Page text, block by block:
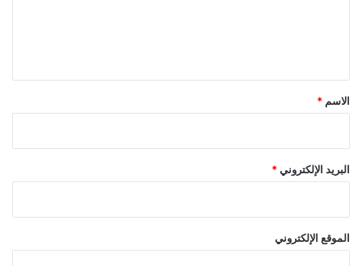
*
الاسم *
البريد الإلكتروني*
الموقع الإلكتروني